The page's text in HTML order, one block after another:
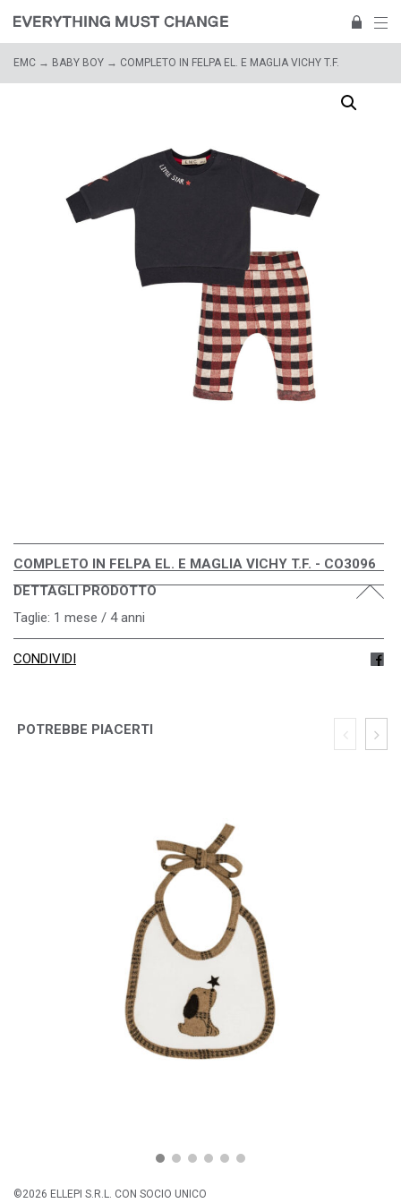
EMC → BABY BOY → COMPLETO IN FELPA EL. E MAGLIA VICHY T.F.
COMPLETO IN FELPA EL. E MAGLIA VICHY T.F. - CO3096
DETTAGLI PRODOTTO
Taglie: 1 mese / 4 anni
CONDIVIDI
POTREBBE PIACERTI
©2026 ELLEPI S.R.L. CON SOCIO UNICO